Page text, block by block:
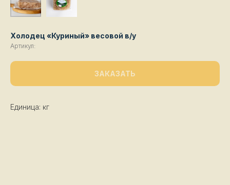
Холодец «Куриный» весовой в/у
Артикул:
ЗАКАЗАТЬ
Единица: кг